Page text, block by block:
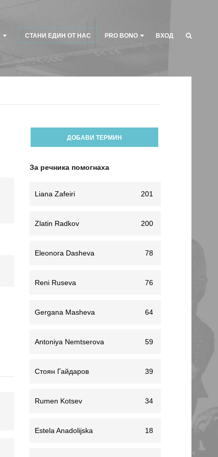
СТАНИ ЕДИН ОТ НАС PRO BONO ВХОД
ДОБАВИ ТЕРМИН
За речника помогнаха
Liana Zafeiri 201
Zlatin Radkov 200
Eleonora Dasheva 78
Reni Ruseva 76
Gergana Masheva 64
Antoniya Nemtserova 59
Стоян Гайдаров 39
Rumen Kotsev 34
Estela Anadolijska 18